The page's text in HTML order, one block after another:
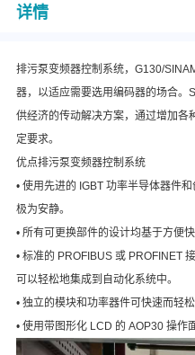
详情
排污泵变频器控制系统，G130/
器，以适应需要选用编码器的场合。
供经济的传动解决方案，通过增加各
定要求。
优点排污泵变频器控制系统
• 使用先进的 IGBT 功率半导体器件
极为安静。
• 所有可更换部件的设计均基于方便
• 标准的 PROFIBUS 或 PROFINET
可以轻松地集成到自动化系统中。
• 独立的模块和功率器件可快速而轻
• 使用带图形化 LCD 的 AOP30 操作